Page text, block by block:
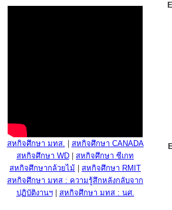
สหกิจศึกษา มทส.
สหกิจศึกษา CANADA
สหกิจศึกษา WD
สหกิจศึกษา ซีเกท
สหกิจศึกษากล้วยไม้
สหกิจศึกษา RMIT
สหกิจศึกษา มทส : ความรู้สึกหลังกลับจาก
ปฏิบัติงานฯ| สหกิจศึกษา มทส : นศ.